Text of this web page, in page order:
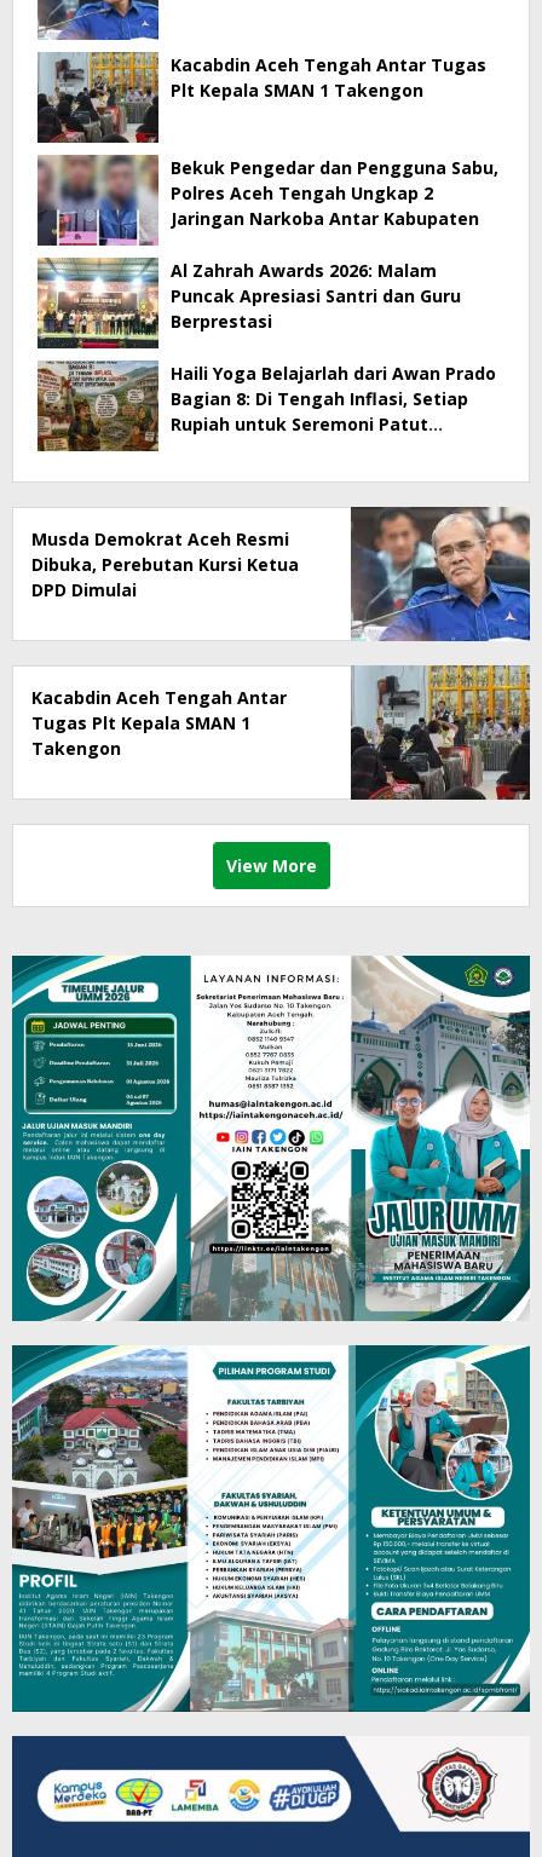
Kacabdin Aceh Tengah Antar Tugas
Plt Kepala SMAN 1 Takengon
Bekuk Pengedar dan Pengguna Sabu,
Polres Aceh Tengah Ungkap 2
Jaringan Narkoba Antar Kabupaten
Al Zahrah Awards 2026: Malam
Puncak Apresiasi Santri dan Guru
Berprestasi
Haili Yoga Belajarlah dari Awan Prado
Bagian 8: Di Tengah Inflasi, Setiap
Rupiah untuk Seremoni Patut
Musda Demokrat Aceh Resmi
Dibuka, Perebutan Kursi Ketua
DPD Dimulai
Kacabdin Aceh Tengah Antar
Tugas Plt Kepala SMAN 1
Takengon
View More